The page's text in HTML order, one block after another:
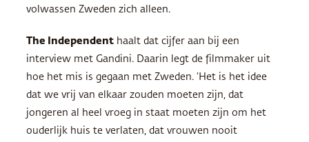
volwassen Zweden zich alleen.
The Independent haalt dat cijfer aan bij een
interview met Gandini. Daarin legt de filmmaker uit
hoe het mis is gegaan met Zweden. ‘Het is het idee
dat we vrij van elkaar zouden moeten zijn, dat
jongeren al heel vroeg in staat moeten zijn om het
ouderlijk huis te verlaten, dat vrouwen nooit